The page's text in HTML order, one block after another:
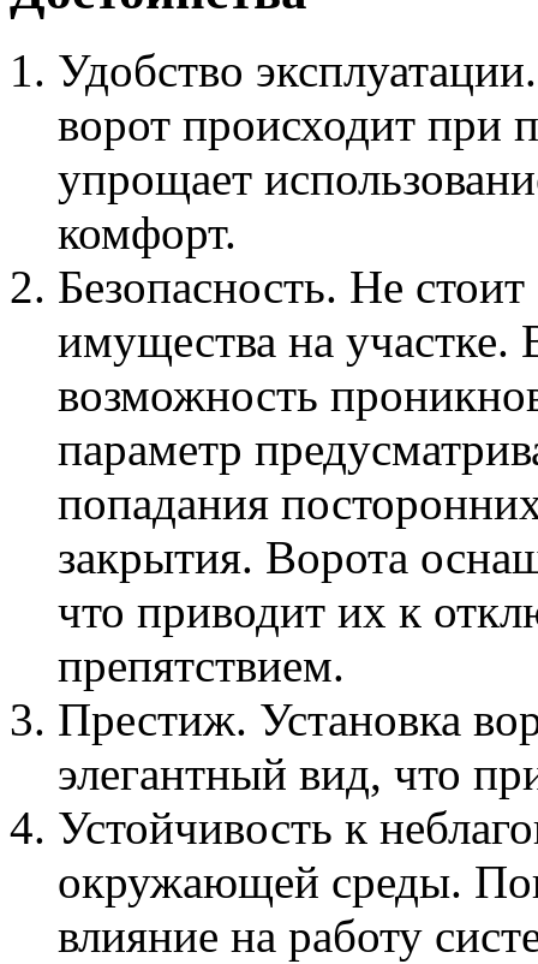
Удобство
ворот происходит при
упрощает
комфорт.
Безопасность. Не
имущества на участке.
возможность
параметр
попадания
закрытия. Ворота
что приводит их к
препятствием.
Престиж. Установка
элегантный вид, что
Устойчивость к
окружающей среды.
влияние на работу